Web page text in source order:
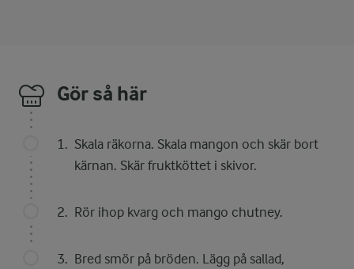
Gör så här
Skala räkorna. Skala mangon och skär bort
kärnan. Skär fruktköttet i skivor.
Rör ihop kvarg och mango chutney.
Bred smör på bröden. Lägg på sallad,